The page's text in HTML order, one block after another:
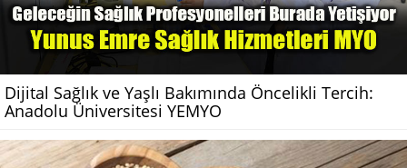
Dijital Sağlık ve Yaşlı Bakımında Öncelikli Tercih:
Anadolu Üniversitesi YEMYO